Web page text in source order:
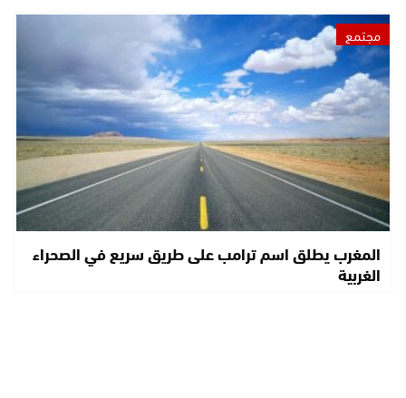
مجتمع
المغرب يطلق اسم ترامب على طريق سريع في الصحراء
الغربية